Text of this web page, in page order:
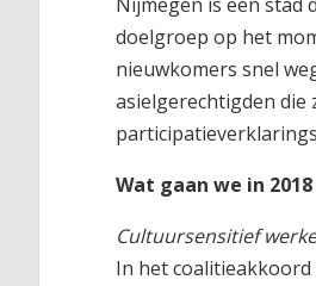
doelgroep op het
nieuwkomers snel
asielgerechtigden
Wat gaan we in
Cultuursensitief
In het